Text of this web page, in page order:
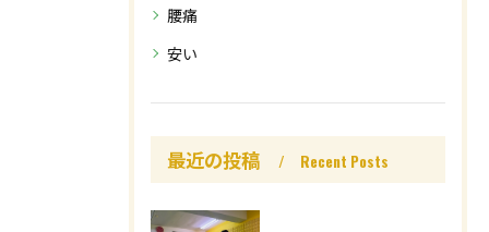
腰痛
安い
最近の投稿 Recent Posts